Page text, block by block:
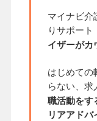
マイナビ介
りサポート
イザーがカ
はじめての
らない、求
職活動をす
リアアドバ